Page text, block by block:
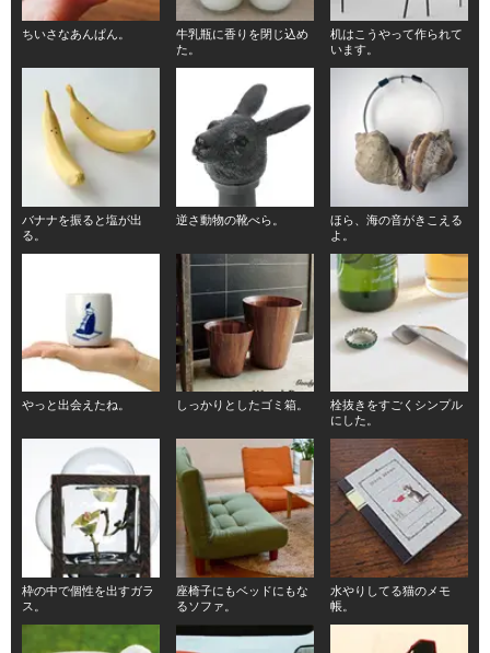
ちいさなあんぱん。
牛乳瓶に香りを閉じ込め
た。
机はこうやって作られて
います。
バナナを振ると塩が出
る。
逆さ動物の靴べら。
ほら、海の音がきこえる
よ。
やっと出会えたね。 しっかりとしたゴミ箱。
栓抜きをすごくシンプル
にした。
枠の中で個性を出すガラ
ス。
座椅子にもベッドにもな
るソファ。
水やりしてる猫のメモ
帳。